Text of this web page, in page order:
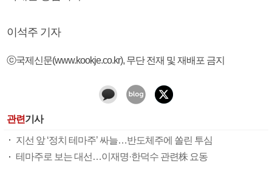
이석주 기자
ⓒ국제신문(www.kookje.co.kr), 무단 전재 및 재배포 금지
관련기사
지선 앞 ‘정치 테마주’ 싸늘…반도체주에 쏠린 투심
테마주로 보는 대선…이재명·한덕수 관련株 요동